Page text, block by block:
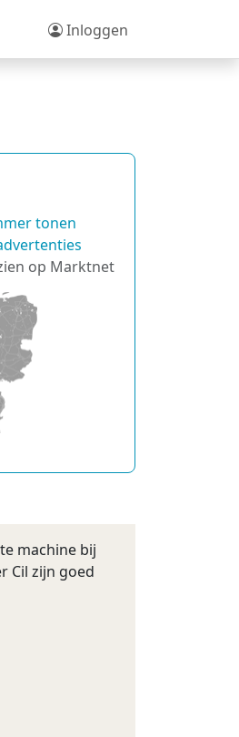
Inloggen
tonen
op Marktnet
machine bij
Cil zijn goed